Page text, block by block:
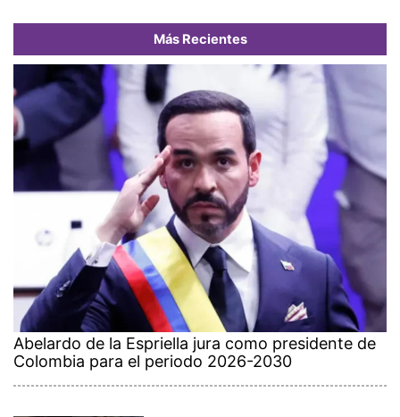
Más Recientes
Abelardo de la Espriella jura como presidente de
Colombia para el periodo 2026-2030